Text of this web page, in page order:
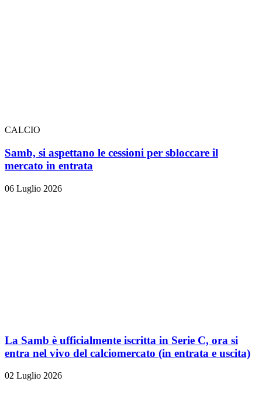
CALCIO
Samb, si aspettano le cessioni per sbloccare il
mercato in entrata
06 Luglio 2026
La Samb è ufficialmente iscritta in Serie C, ora si
entra nel vivo del calciomercato (in entrata e uscita)
02 Luglio 2026